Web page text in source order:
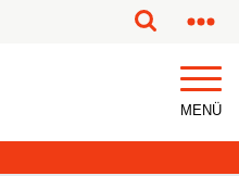
MENÜ